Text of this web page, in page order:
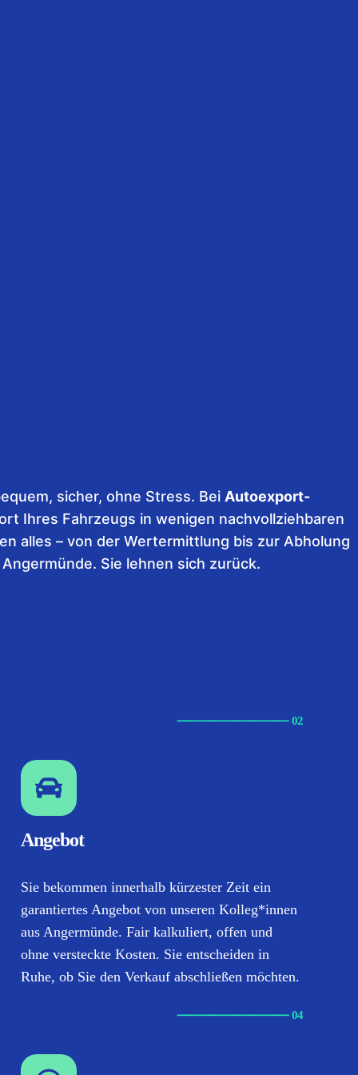
sicher, ohne Stress. Bei Autoexport-
Ihres Fahrzeugs in wenigen nachvollziehbaren
alles – von der Wertermittlung bis zur Abholung
Sie lehnen sich zurück.
⸺⸺⸺⸺⸺ 02
Angebot
Sie bekommen innerhalb kürzester Zeit ein
garantiertes Angebot von unseren Kolleg*innen
aus Angermünde. Fair kalkuliert, offen und
ohne versteckte Kosten. Sie entscheiden in
Ruhe, ob Sie den Verkauf abschließen möchten.
⸺⸺⸺⸺⸺ 04